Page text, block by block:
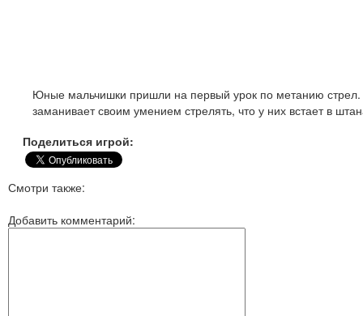
Юные мальчишки пришли на первый урок по метанию
заманивает своим умением стрелять, что у них встает в
Поделиться игрой:
Смотри также:
Добавить комментарий: